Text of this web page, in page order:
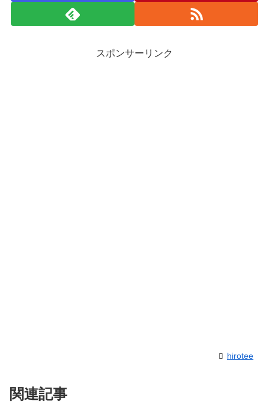
スポンサーリンク
hirotee
関連記事